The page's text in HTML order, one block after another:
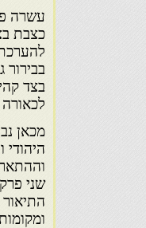
עשרה
כצבת
בצד
מכאן
שני